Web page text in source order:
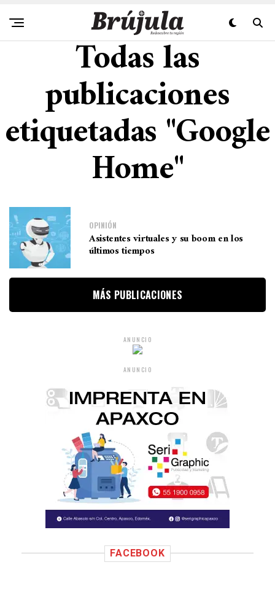
Todas las
publicaciones
etiquetadas "Google
Home"
OPINIÓN
Asistentes virtuales y su boom en los
últimos tiempos
MÁS PUBLICACIONES
ANUNCIO
ANUNCIO
FACEBOOK